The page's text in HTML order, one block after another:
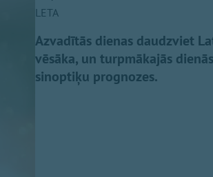
LETA
Azvadītās dienas daudzviet
vēsāka, un turpmākajās
sinoptiķu prognozes.